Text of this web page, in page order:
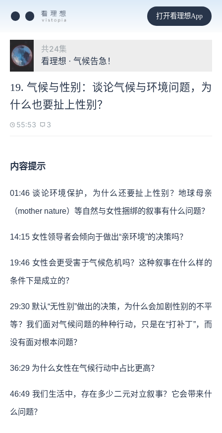
打开看理想App
共24集
看理想 · 气候告急！
19. 气候与性别：谈论气候与环境问题，为
什么也要扯上性别？
55:53 3
内容提示
01:46 谈论环境保护，为什么还要扯上性别？地球母亲
（mother nature）等自然与女性捆绑的叙事有什么问题？
14:15 女性领导者会倾向于做出“亲环境”的决策吗？
19:46 女性会更受害于气候危机吗？这种叙事在什么样的
条件下是成立的？
29:30 默认“无性别”做出的决策，为什么会加剧性别的不平
等？我们面对气候问题的种种行动，只是在“打补丁”，而
没有面对根本问题？
36:29 为什么女性在气候行动中占比更高？
46:49 我们生活中，存在多少二元对立叙事？它会带来什
么问题？